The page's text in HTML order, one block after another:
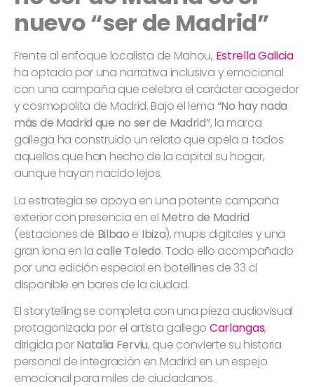
nuevo “ser de Madrid”
Frente al enfoque localista de Mahou, Estrella Galicia
ha optado por una narrativa inclusiva y emocional
con una campaña que celebra el carácter acogedor
y cosmopolita de Madrid. Bajo el lema “No hay nada
más de Madrid que no ser de Madrid”, la marca
gallega ha construido un relato que apela a todos
aquellos que han hecho de la capital su hogar,
aunque hayan nacido lejos.
La estrategia se apoya en una potente campaña
exterior con presencia en el Metro de Madrid
(estaciones de Bilbao e Ibiza), mupis digitales y una
gran lona en lacalle Toledo. Todo ello acompañado
por una edición especial en botellines de 33 cl
disponible en bares de la ciudad.
El storytelling se completa con una pieza audiovisual
protagonizada por el artista gallego Carlangas,
dirigida porNatalia Ferviu, que convierte su historia
personal de integración en Madrid en un espejo
emocional para miles de ciudadanos.